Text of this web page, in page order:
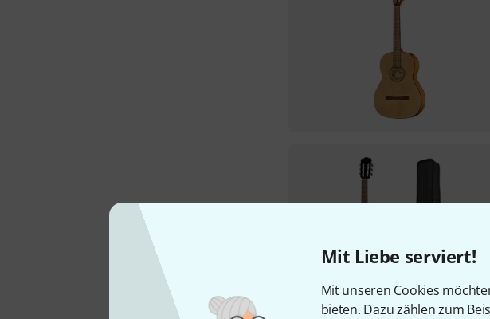
Mit Liebe serviert!
Mit unseren Cookies
bieten. Dazu zählen zum